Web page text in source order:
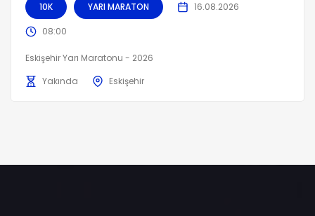
10K YARI MARATON 16.08.2026
08:00
Eskişehir Yarı Maratonu - 2026
Yakında
Eskişehir